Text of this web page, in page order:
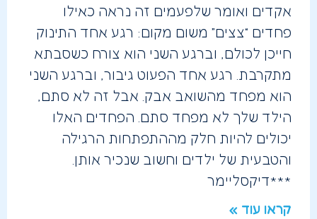
אקדים ואומר שלפעמים זה נראה כאילו
פחדים “צצים” משום מקום: רגע אחד התינוק
חייכן לכולם, וברגע השני הוא צורח כשסבתא
מתקרבת. רגע אחד הפעוט גיבור, וברגע השני
הוא מפחד מהשואב אבק. אבל זה לא סתם,
הילד שלך לא מפחד סתם. הפחדים האלו
יכולים להיות חלק מההתפתחות הרגילה
והטבעית של ילדים וחשוב שנכיר אותן.
***דיקסליימר
קראו עוד »